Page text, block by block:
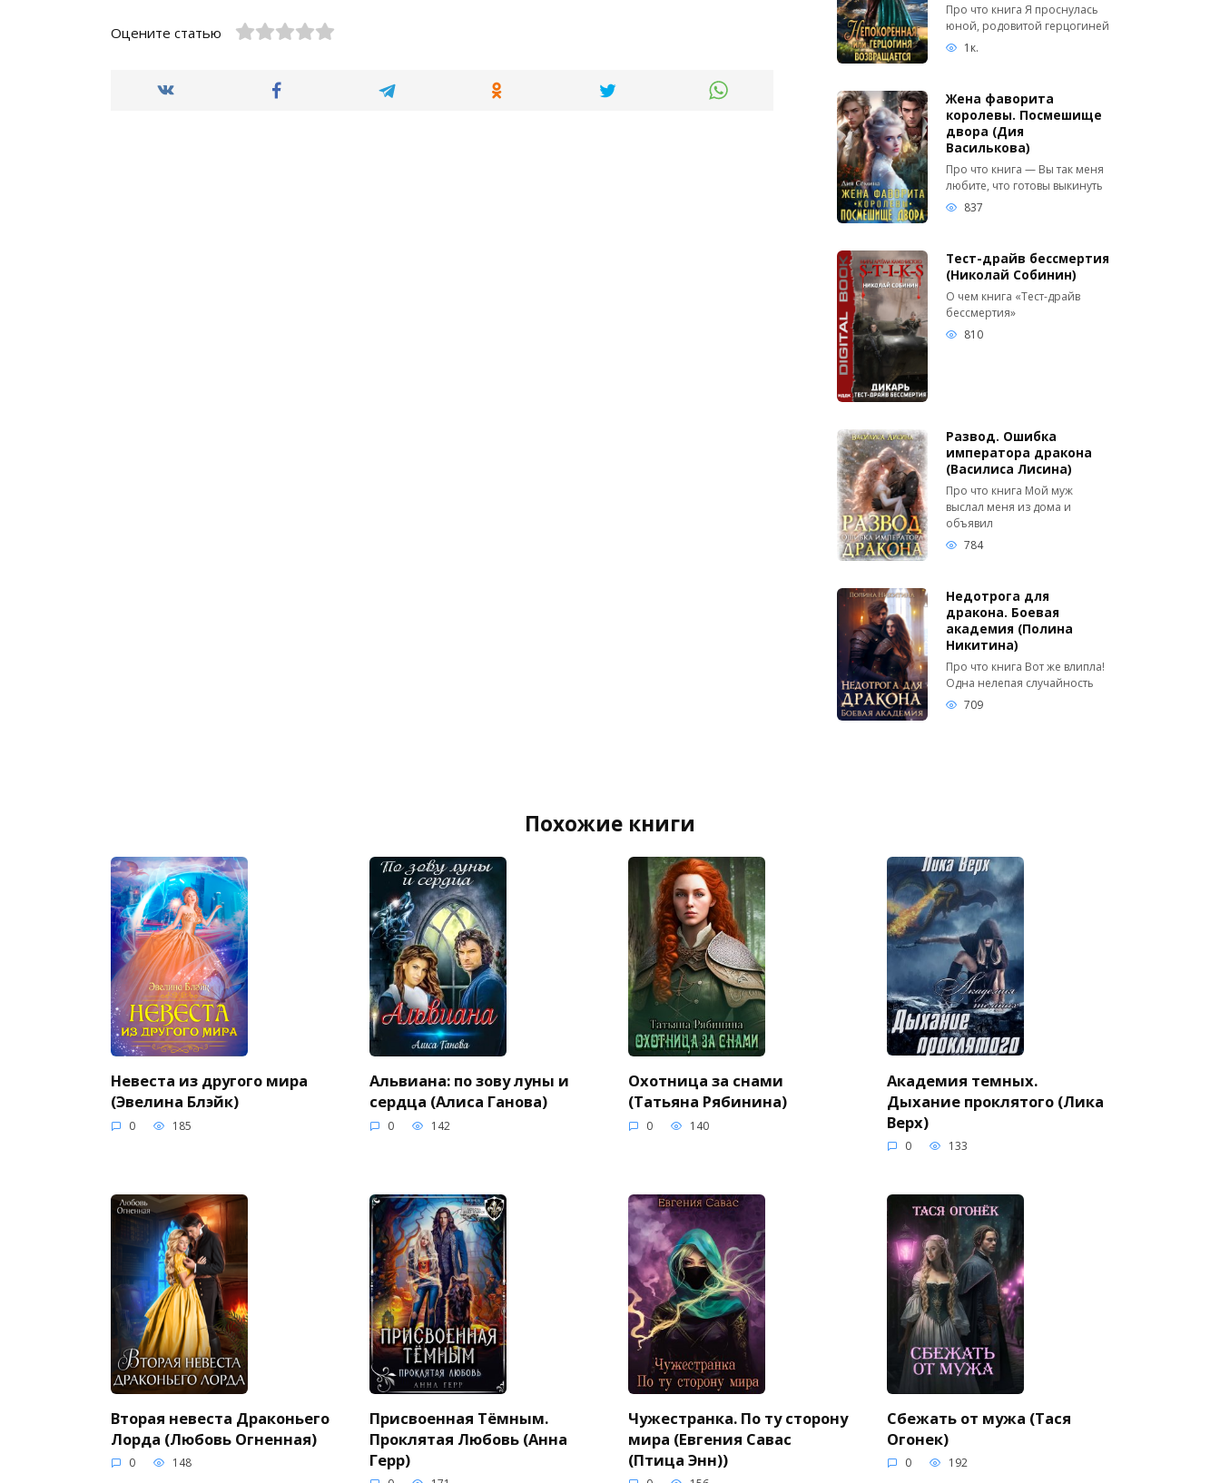
Оцените статью
Про что книга Я проснулась
юной, родовитой герцогиней
1к.
Жена фаворита
королевы. Посмешище
двора (Дия
Василькова)
Про что книга — Вы так меня
любите, что готовы выкинуть
837
Тест-драйв бессмертия
(Николай Собинин)
О чем книга «Тест-драйв
бессмертия»
810
Развод. Ошибка
императора дракона
(Василиса Лисина)
Про что книга Мой муж
выслал меня из дома и
объявил
784
Недотрога для
дракона. Боевая
академия (Полина
Никитина)
Про что книга Вот же влипла!
Одна нелепая случайность
709
Похожие книги
Невеста из другого мира
(Эвелина Блэйк)
0 185
Альвиана: по зову луны и
сердца (Алиса Ганова)
0 142
Охотница за снами
(Татьяна Рябинина)
0 140
Академия темных.
Дыхание проклятого (Лика
Верх)
0 133
Вторая невеста Драконьего
Лорда (Любовь Огненная)
0 148
Присвоенная Тёмным.
Проклятая Любовь (Анна
Герр)
Чужестранка. По ту сторону
мира (Евгения Савас
(Птица Энн))
Сбежать от мужа (Тася
Огонек)
0 192